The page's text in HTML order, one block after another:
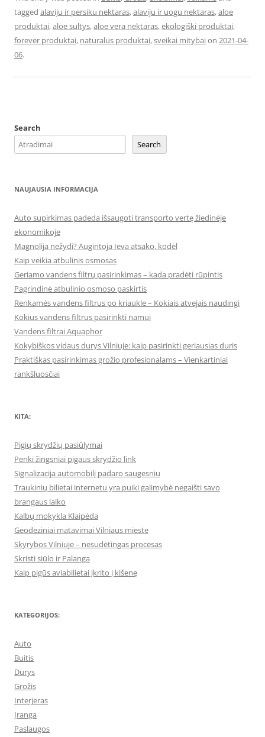
tagged alaviju ir persiku nektaras,alaviju ir uogu nektaras,aloe
produktai,aloe sultys,aloe vera nektaras,ekologiški produktai,
forever produktai, naturalus produktai,sveikai mitybaion 2021-04-
06.
Search
Search
NAUJAUSIA INFORMACIJA
Auto supirkimas padeda išsaugoti transporto vertę žiedinėje
ekonomikoje
Magnolija nežydi? Augintoja Ieva atsako, kodėl
Kaip veikia atbulinis osmosas
Geriamo vandens filtrų pasirinkimas – kada pradėti rūpintis
Pagrindinė atbulinio osmoso paskirtis
Renkamės vandens filtrus po kriaukle – Kokiais atvejais naudingi
Kokius vandens filtrus pasirinkti namui
Vandens filtrai Aquaphor
Kokybiškos vidaus durys Vilniuje: kaip pasirinkti geriausias duris
Praktiškas pasirinkimas grožio profesionalams – Vienkartiniai
rankšluosčiai
KITA:
Pigių skrydžių pasiūlymai
Penki žingsniai pigaus skrydžio link
Signalizacija automobilį padaro saugesniu
Traukinių bilietai internetu yra puiki galimybė negaišti savo
brangaus laiko
Kalbų mokykla Klaipėda
Geodeziniai matavimai Vilniaus mieste
Skyrybos Vilniuje – nesudėtingas procesas
Skristi siūlo ir Palanga
Kaip pigūs aviabilietai įkrito į kišenę
KATEGORIJOS:
Auto
Buitis
Durys
Grožis
Interjeras
Įranga
Paslaugos